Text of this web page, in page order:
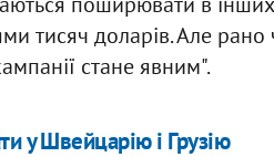
тисяч доларів. Але рано
стане явним".
у Швейцарію і Грузію